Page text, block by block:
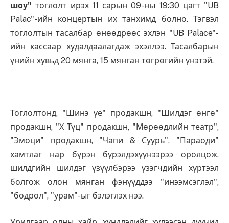
шоу" тоглолт ирэх 11 сарын 09-ны 19:30 цагт "UB
Palac"-ийн концертын их танхимд болно. Тэгвэл
тоглолтын тасалбар өнөөдрөөс эхлэн "UB Palace"-
ийн кассаар худалдаалагдаж эхэллээ. Тасалбарын
үнийн хувьд 20 мянга, 15 мянган төгрөгийн үнэтэй.
Тоглолтонд, "Шинэ үе" продакшн, "Шилдэг өнгө"
продакшн, "Х Түц" продакшн, "Мөрөөдлийн театр",
"Эмоци" продакшн, "Чапи & Суурь", "Параоди"
хамтлаг нар бүрэн бүрэлдэхүүнээрээ оролцож,
шилдгийн шилдэг үзүүлбэрээ үзэгчдийн хүртээл
болгож олон мянган фэнүүддээ "инээмсэглэл",
"бодрол", "урам"-ыг бэлэглэх нээ.